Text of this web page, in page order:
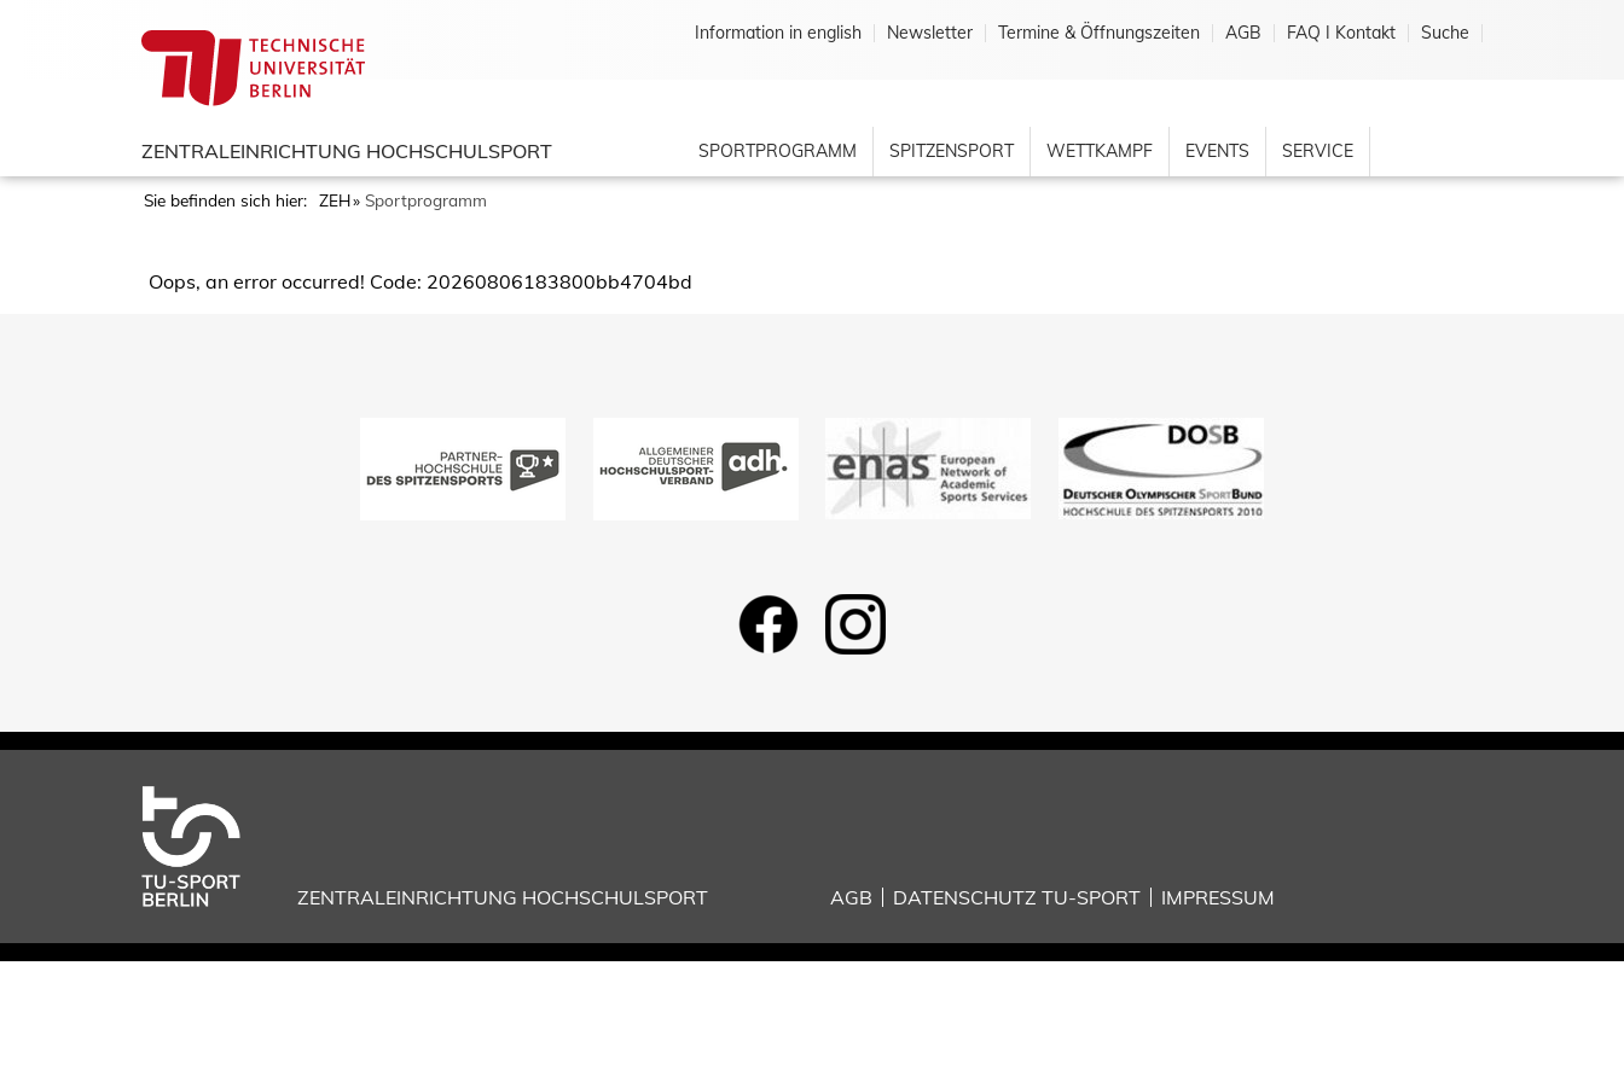
ZENTRALEINRICHTUNG HOCHSCHULSPORT
Information in english Newsletter Termine & Öffnungszeiten AGB FAQ I Kontakt Suche
SPORTPROGRAMM SPITZENSPORT WETTKAMPF EVENTS SERVICE
Sie befinden sich hier: ZEH Sportprogramm
Oops, an error occurred! Code: 20260806183800bb4704bd
ZENTRALEINRICHTUNG HOCHSCHULSPORT AGB DATENSCHUTZ TU-SPORT IMPRESSUM